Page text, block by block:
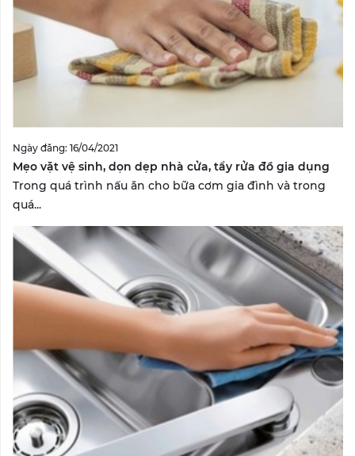
Ngày đăng: 16/04/2021
Mẹo vặt vệ sinh, dọn dẹp nhà cửa, tẩy rửa đồ gia dụng
Trong quá trình nấu ăn cho bữa cơm gia đình và trong
quá...